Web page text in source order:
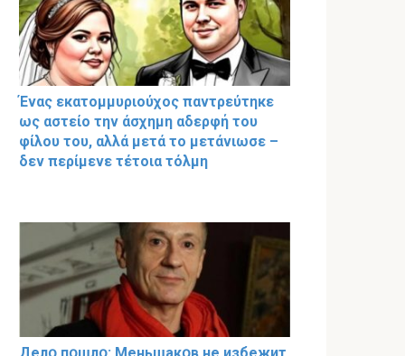
Ένας εκατομμυριούχος παντρεύτηκε
ως αστείο την άσχημη αδερφή του
φίλου του, αλλά μετά το μετάνιωσε –
δεν περίμενε τέτοια τόλμη